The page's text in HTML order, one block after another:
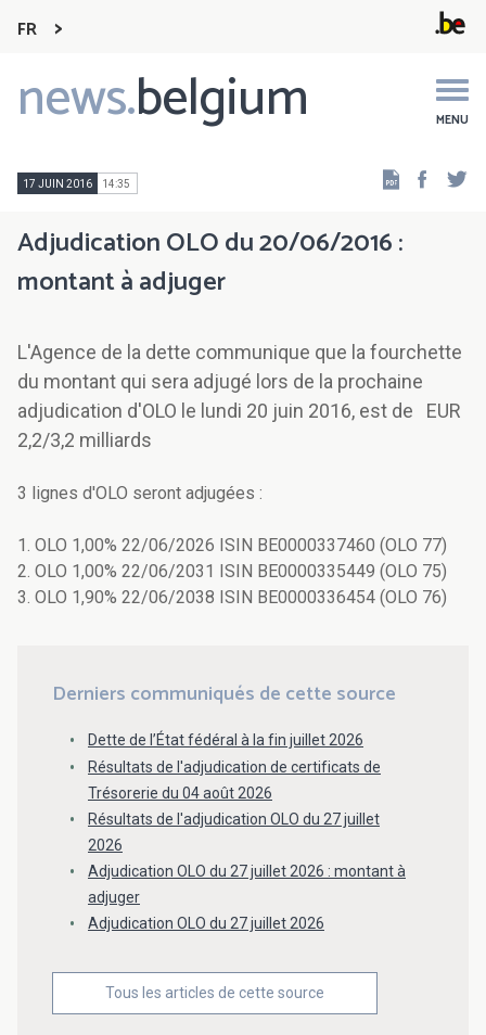
FR
news.belgium MENU
Main
navigation
17 JUIN 2016 14:35
Adjudication OLO du 20/06/2016 :
montant à adjuger
L'Agence de la dette communique que la fourchette
du montant qui sera adjugé lors de la prochaine
adjudication d'OLO le lundi 20 juin 2016, est de EUR
2,2/3,2 milliards
3 lignes d'OLO seront adjugées :
1. OLO 1,00% 22/06/2026 ISIN BE0000337460 (OLO 77)
2. OLO 1,00% 22/06/2031 ISIN BE0000335449 (OLO 75)
3. OLO 1,90% 22/06/2038 ISIN BE0000336454 (OLO 76)
Derniers communiqués de cette source
Dette de l’État fédéral à la fin juillet 2026
Résultats de l'adjudication de certificats de
Trésorerie du 04 août 2026
Résultats de l'adjudication OLO du 27 juillet
2026
Adjudication OLO du 27 juillet 2026 : montant à
adjuger
Adjudication OLO du 27 juillet 2026
Tous les articles de cette source